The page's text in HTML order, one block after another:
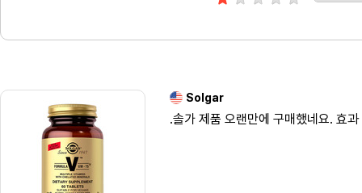
Solgar
.솔가 제품 오랜만에 구매했네요. 효